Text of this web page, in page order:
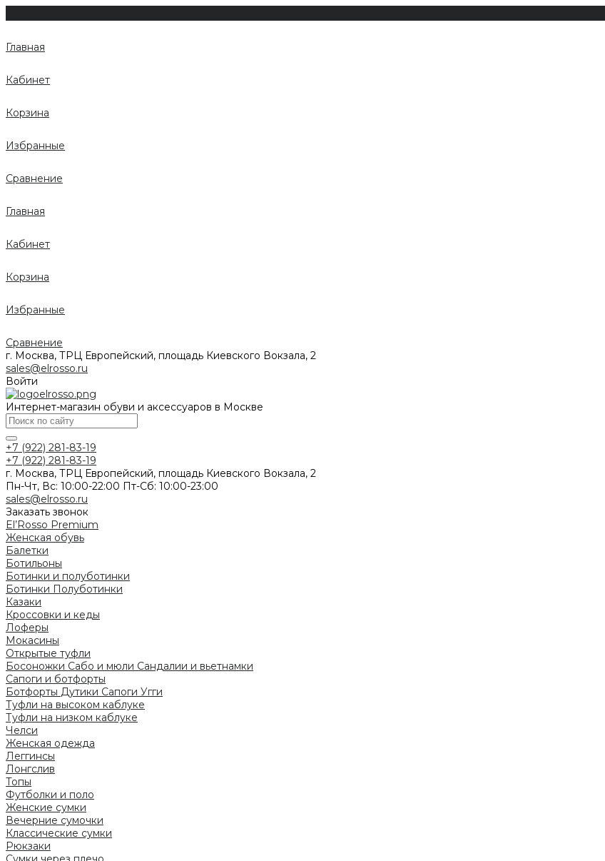
Главная
Кабинет
Корзина
Избранные
Сравнение
Главная
Кабинет
Корзина
Избранные
Сравнение
г. Москва, ТРЦ Европейский, площадь Киевского Вокзала, 2
sales@elrosso.ru
Войти
Интернет-магазин обуви и аксессуаров в Москве
+7 (922) 281-83-19
+7 (922) 281-83-19
г. Москва, ТРЦ Европейский, площадь Киевского Вокзала, 2
Пн-Чт, Вс: 10:00-22:00 Пт-Сб: 10:00-23:00
sales@elrosso.ru
Заказать звонок
El’Rosso Premium
Женская обувь
Балетки
Ботильоны
Ботинки и полуботинки
Ботинки Полуботинки
Казаки
Кроссовки и кеды
Лоферы
Мокасины
Открытые туфли
Босоножки Сабо и мюли Сандалии и вьетнамки
Сапоги и ботфорты
Ботфорты Дутики Сапоги Угги
Туфли на высоком каблуке
Туфли на низком каблуке
Челси
Женская одежда
Леггинсы
Лонгслив
Топы
Футболки и поло
Женские сумки
Вечерние сумочки
Классические сумки
Рюкзаки